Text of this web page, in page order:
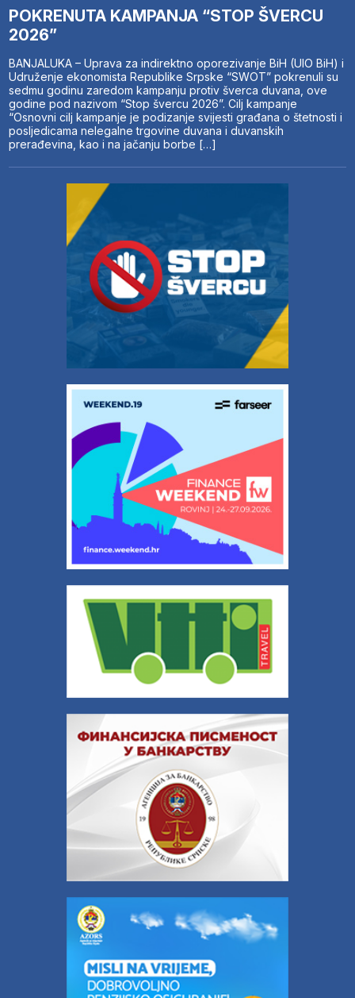
POKRENUTA KAMPANJA “STOP ŠVERCU
2026”
BANJALUKA – Uprava za indirektno oporezivanje BiH (UIO BiH) i
Udruženje ekonomista Republike Srpske “SWOT” pokrenuli su
sedmu godinu zaredom kampanju protiv šverca duvana, ove
godine pod nazivom “Stop švercu 2026”. Cilj kampanje
“Osnovni cilj kampanje je podizanje svijesti građana o štetnosti i
posljedicama nelegalne trgovine duvana i duvanskih
prerađevina, kao i na jačanju borbe […]